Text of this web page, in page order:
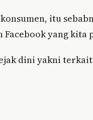
itu
yang
dini yakni